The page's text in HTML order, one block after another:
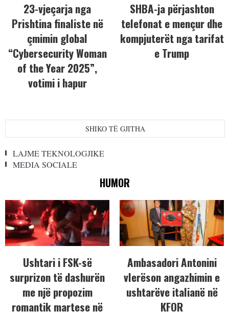
23-vjeçarja nga
Prishtina finaliste në
çmimin global
“Cybersecurity Woman
of the Year 2025”,
votimi i hapur
SHBA-ja përjashton
telefonat e mençur dhe
kompjuterët nga tarifat
e Trump
SHIKO TË GJITHA
LAJME TEKNOLOGJIKE
MEDIA SOCIALE
HUMOR
Ushtari i FSK-së
surprizon të dashurën
me një propozim
romantik martese në
Ambasadori Antonini
vlerëson angazhimin e
ushtarëve italianë në
KFOR